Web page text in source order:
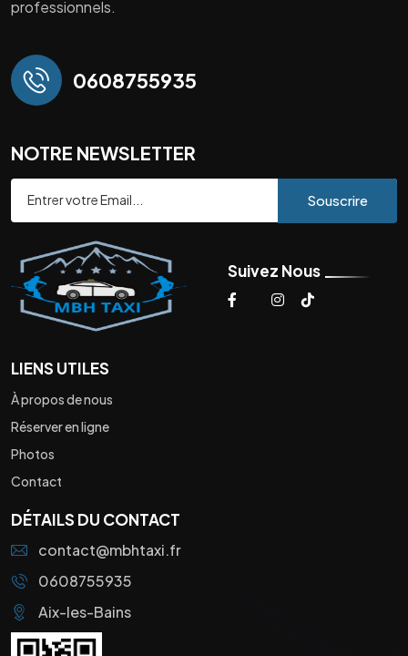
professionnels.
0608755935
NOTRE NEWSLETTER
Souscrire
Suivez Nous
LIENS UTILES
À propos de nous
Réserver en ligne
Photos
Contact
DÉTAILS DU CONTACT
contact@mbhtaxi.fr
0608755935
Aix-les-Bains